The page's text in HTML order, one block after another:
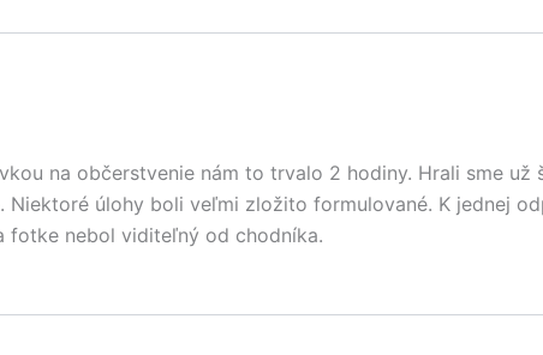
na občerstvenie nám to trvalo 2 hodiny. Hrali sme už
úlohy boli veľmi zložito formulované. K jednej
fotke nebol viditeľný od chodníka.